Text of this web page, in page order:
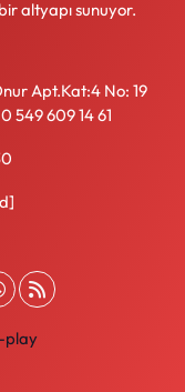
altyapı sunuyor.
Apt.Kat:4 No: 19
549 609 14 61